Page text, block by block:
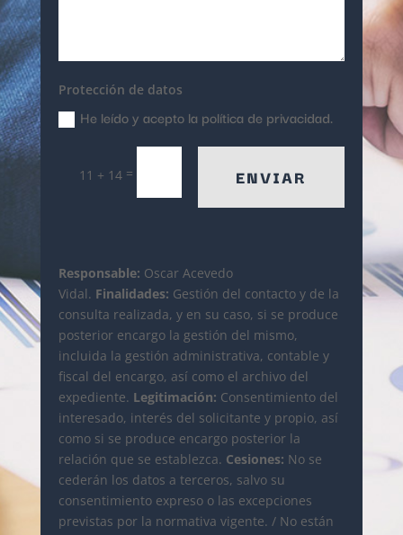
Protección de datos
He leído y acepto la política de privacidad.
11 + 14 = ENVIAR
Responsable: Oscar Acevedo
Vidal. Finalidades: Gestión del contacto y de la
consulta realizada, y en su caso, si se produce
posterior encargo la gestión del mismo,
incluida la gestión administrativa, contable y
fiscal del encargo, así como el archivo del
expediente. Legitimación: Consentimiento del
interesado, interés del solicitante y propio, así
como si se produce encargo posterior la
relación que se establezca. Cesiones: No se
cederán los datos a terceros, salvo su
consentimiento expreso o las excepciones
previstas por la normativa vigente. / No están